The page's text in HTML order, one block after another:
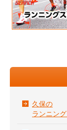
久保の
ランニン